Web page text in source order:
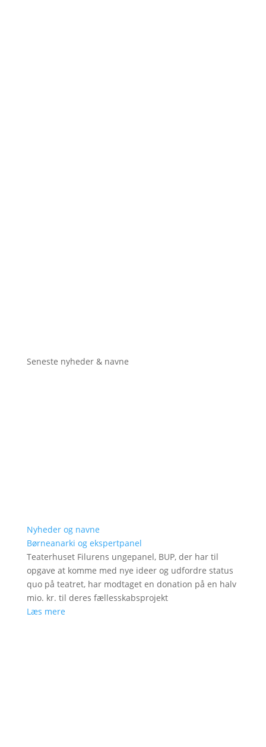
Seneste nyheder & navne
Nyheder og navne
Børneanarki og ekspertpanel
Teaterhuset Filurens ungepanel, BUP, der har til
opgave at komme med nye ideer og udfordre status
quo på teatret, har modtaget en donation på en halv
mio. kr. til deres fællesskabsprojekt
Læs mere